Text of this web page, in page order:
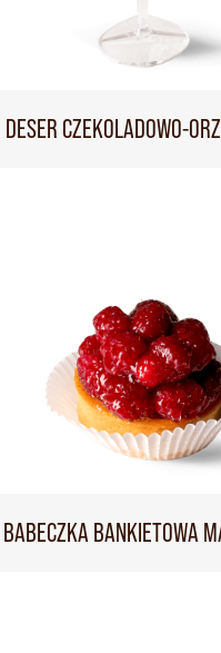
DESER CZEKOLADOWO-
BABECZKA BANKIETOWA